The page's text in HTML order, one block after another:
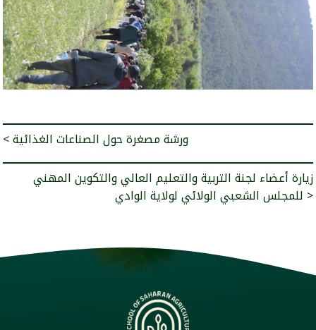
< ورشة مصغرة حول الصناعات الغذائية
زيارة أعضاء لجنة التربية والتعليم العالي والتكوين المهني
للمجلس الشعبي الولائي لولاية الوادي >